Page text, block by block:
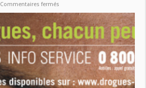
Commentaires fermés
Drogue,
Alcool,
ça
nous
parle